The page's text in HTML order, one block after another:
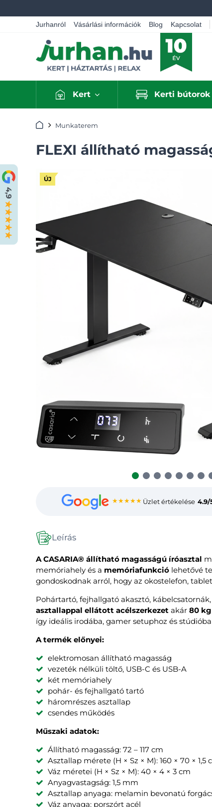
Jurhanról Vásárlási információk Blog Kapcsolat
Kert Kerti bútorok
KezdőlapMunkaterem
FLEXI állítható
ÚJ
★★★★★ Üzlet értékelése 4.9/
Leírás
A CASARIA® állítható magasságú íróasztal
memóriahely és a memóriafunkció lehetővé
gondoskodnak arról, hogy az okostelefon,
Pohártartó, fejhallgató akasztó,
asztallappal ellátott acélszerkezet akár 80 kg
így ideális irodába, gamer setuphoz és stúdióba
A termék előnyei:
elektromosan állítható magasság
vezeték nélküli töltő, USB-C és USB-A
két memóriahely
pohár- és fejhallgató tartó
háromrészes asztallap
csendes működés
Műszaki adatok:
Állítható magasság: 72 – 117 cm
Asztallap mérete (H × Sz × M): 160 × 70 × 1,5
Váz méretei (H × Sz × M): 40 × 4 × 3 cm
Anyagvastagság: 1,5 mm
Asztallap anyaga: melamin bevonatú
Váz anyaga: porszórt acél